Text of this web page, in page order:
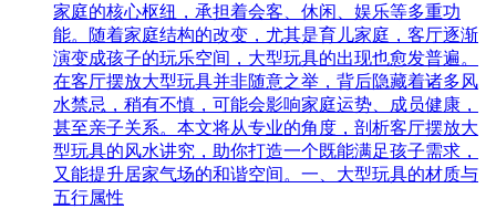
家庭的核心枢纽，承担着会客、休闲、娱乐等多重功
能。随着家庭结构的改变，尤其是育儿家庭，客厅逐渐
演变成孩子的玩乐空间，大型玩具的出现也愈发普遍。
在客厅摆放大型玩具并非随意之举，背后隐藏着诸多风
水禁忌，稍有不慎，可能会影响家庭运势、成员健康，
甚至亲子关系。本文将从专业的角度，剖析客厅摆放大
型玩具的风水讲究，助你打造一个既能满足孩子需求，
又能提升居家气场的和谐空间。一、大型玩具的材质与
五行属性